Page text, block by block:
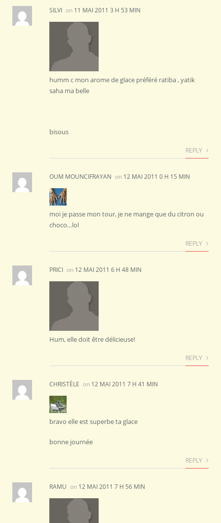
SILVI on 11 MAI 2011 3 H 53 MIN
humm c mon arome de glace préféré ratiba , yatik
saha ma belle
bisous
REPLY
OUM MOUNCIFRAYAN on 12 MAI 2011 0 H 15 MIN
moi je passe mon tour, je ne mange que du citron ou
choco…lol
REPLY
PRICI on 12 MAI 2011 6 H 48 MIN
Hum, elle doit être délicieuse!
REPLY
CHRISTÈLE on 12 MAI 2011 7 H 41 MIN
bravo elle est superbe ta glace
bonne journée
REPLY
RAMU on 12 MAI 2011 7 H 56 MIN